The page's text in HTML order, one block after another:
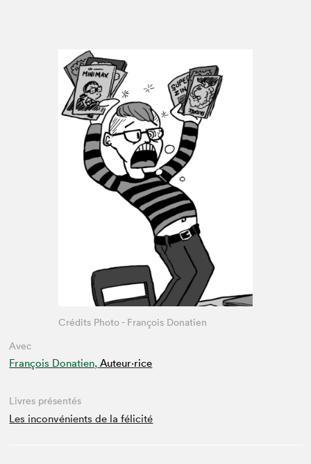
Avec
François Donatien, Auteur·rice
Crédits Photo - François Donatien
Livres présentés
Les inconvénients de la félicité